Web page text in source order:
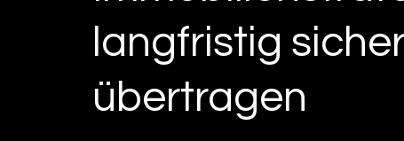
langfristig
übertragen